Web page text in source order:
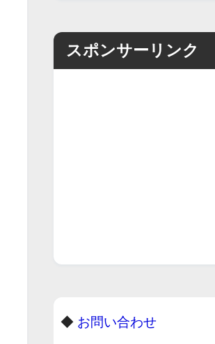
スポンサーリンク
◆ お問い合わせ